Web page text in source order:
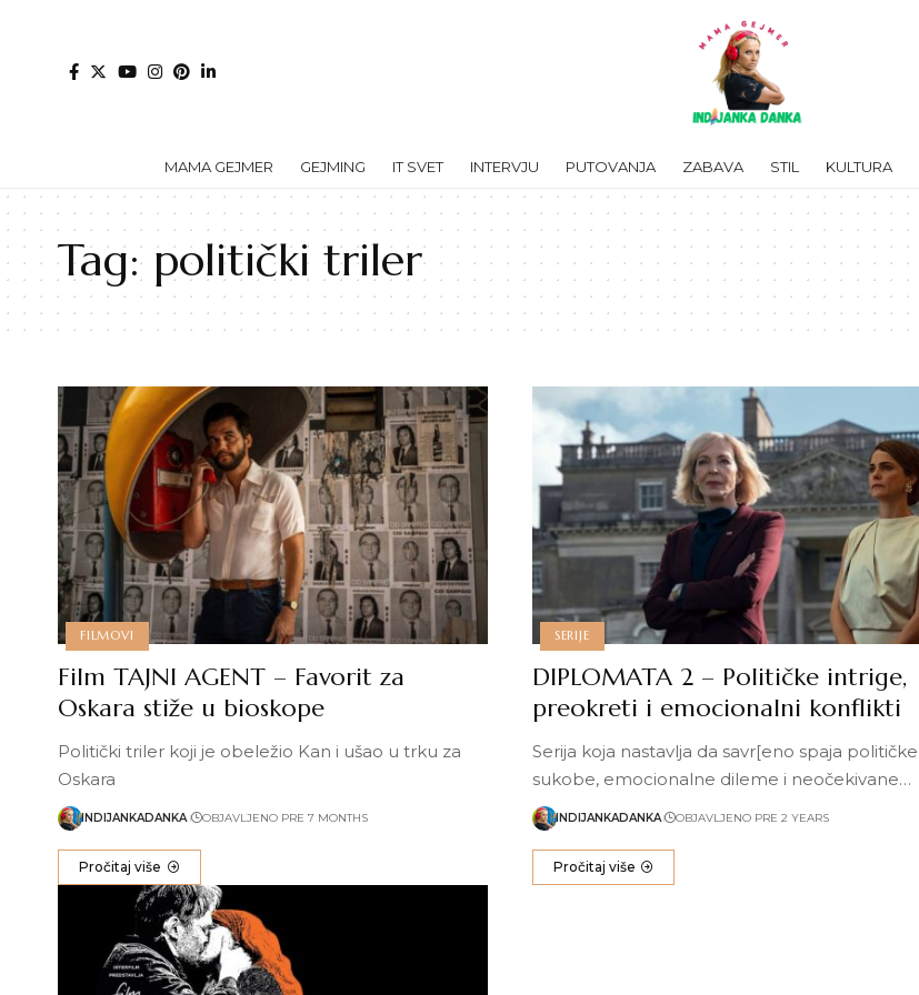
MAMA GEJMER GEJMING IT SVET INTERVJU PUTOVANJA ZABAVA STIL KULTURA
Tag: politički triler
FILMOVI
Film TAJNI AGENT – Favorit za
Oskara stiže u bioskope
Politički triler koji je obeležio Kan i ušao u trku za
Oskara
INDIJANKADANKA OBJAVLJENO PRE 7 MONTHS
Pročitaj više
SERIJE
DIPLOMATA 2 – Političke intrige,
preokreti i emocionalni konflikti
Serija koja nastavlja da savr[eno spaja političke
sukobe, emocionalne dileme i neočekivane…
INDIJANKADANKA OBJAVLJENO PRE 2 YEARS
Pročitaj više